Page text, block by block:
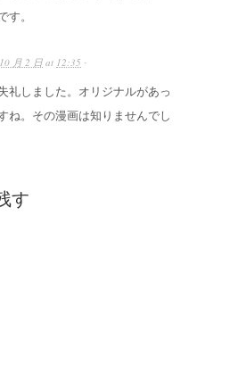
す。
月 2 日 at 12:35 ·
礼しました。オリジナルがあっ
ね。その漫画は知りませんでし
す